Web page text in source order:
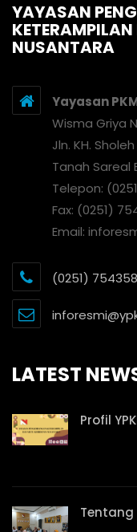
YAYASAN
NUSANTARA
Yayasan
Wisma Griya
Jln. KH.
Tanah Sareal
Telepon:
Fax: (0251)
Email:
(0251)
LATEST
Profil
Tentang